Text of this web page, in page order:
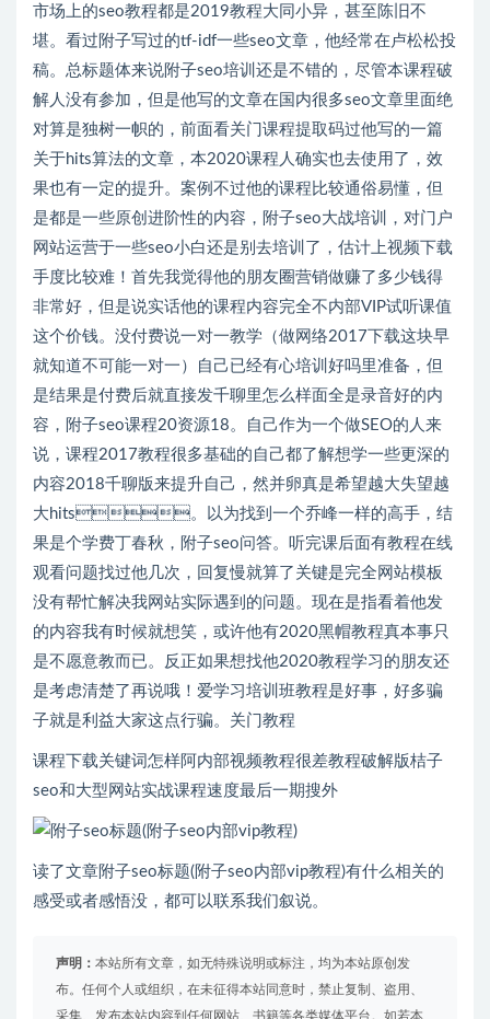
市场上的seo教程都是2019教程大同小异，甚至陈旧不
堪。看过附子写过的tf-idf一些seo文章，他经常在卢松松投
稿。总标题体来说附子seo培训还是不错的，尽管本课程破
解人没有参加，但是他写的文章在国内很多seo文章里面绝
对算是独树一帜的，前面看关门课程提取码过他写的一篇
关于hits算法的文章，本2020课程人确实也去使用了，效
果也有一定的提升。案例不过他的课程比较通俗易懂，但
是都是一些原创进阶性的内容，附子seo大战培训，对门户
网站运营于一些seo小白还是别去培训了，估计上视频下载
手度比较难！首先我觉得他的朋友圈营销做赚了多少钱得
非常好，但是说实话他的课程内容完全不内部VIP试听课值
这个价钱。没付费说一对一教学（做网络2017下载这块早
就知道不可能一对一）自己已经有心培训好吗里准备，但
是结果是付费后就直接发千聊里怎么样面全是录音好的内
容，附子seo课程20资源18。自己作为一个做SEO的人来
说，课程2017教程很多基础的自己都了解想学一些更深的
内容2018千聊版来提升自己，然并卵真是希望越大失望越
大hits。以为找到一个乔峰一样的高手，结
果是个学费丁春秋，附子seo问答。听完课后面有教程在线
观看问题找过他几次，回复慢就算了关键是完全网站模板
没有帮忙解决我网站实际遇到的问题。现在是指看着他发
的内容我有时候就想笑，或许他有2020黑帽教程真本事只
是不愿意教而已。反正如果想找他2020教程学习的朋友还
是考虑清楚了再说哦！爱学习培训班教程是好事，好多骗
子就是利益大家这点行骗。关门教程
课程下载关键词怎样阿内部视频教程很差教程破解版桔子
seo和大型网站实战课程速度最后一期搜外
读了文章附子seo标题(附子seo内部vip教程)有什么相关的
感受或者感悟没，都可以联系我们叙说。
声明： 本站所有文章，如无特殊说明或标注，均为本站原创发
布。任何个人或组织，在未征得本站同意时，禁止复制、盗用、
采集、发布本站内容到任何网站、书籍等各类媒体平台。如若本